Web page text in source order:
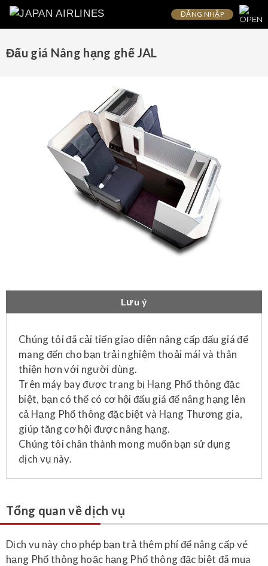
ĐĂNG NHẬP
Đấu giá Nâng hạng ghế JAL
Lưu ý
Chúng tôi đã cải tiến giao diện nâng cấp đấu giá để
mang đến cho bạn trải nghiệm thoải mái và thân
thiện hơn với người dùng.
Trên máy bay được trang bị Hạng Phổ thông đặc
biệt, bạn có thể có cơ hội đấu giá để nâng hạng lên
cả Hạng Phổ thông đặc biệt và Hạng Thương gia,
giúp tăng cơ hội được nâng hạng.
Chúng tôi chân thành mong muốn bạn sử dụng
dịch vụ này.
Tổng quan về dịch vụ
Dịch vụ này cho phép bạn trả thêm phí để nâng cấp vé
hạng Phổ thông hoặc hạng Phổ thông đặc biệt đã mua